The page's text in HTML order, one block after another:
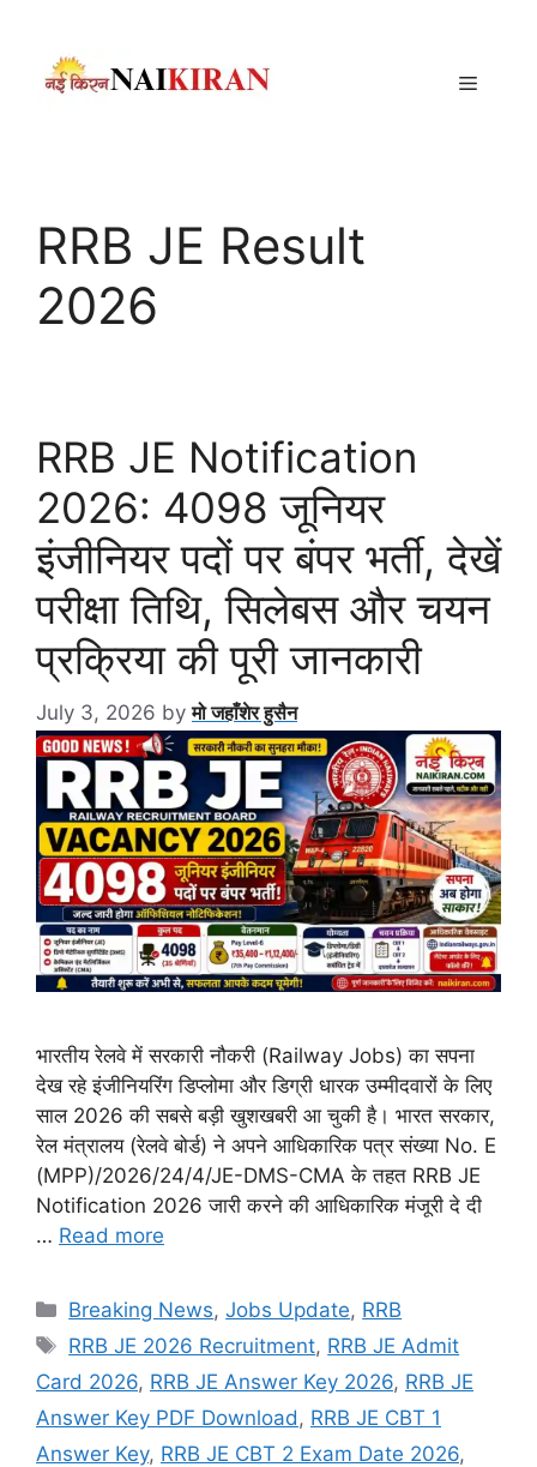
content
Menu
RRB JE Result
2026
RRB JE Notification
2026: 4098 जूनियर
इंजीनियर पदों पर बंपर भर्ती, देखें
परीक्षा तिथि, सिलेबस और चयन
प्रक्रिया की पूरी जानकारी
July 3, 2026 byमो जहाँशेर हुसैन
भारतीय रेलवे में सरकारी नौकरी (Railway Jobs) का सपना
देख रहे इंजीनियरिंग डिप्लोमा और डिग्री धारक उम्मीदवारों के लिए
साल 2026 की सबसे बड़ी खुशखबरी आ चुकी है। भारत सरकार,
रेल मंत्रालय (रेलवे बोर्ड) ने अपने आधिकारिक पत्र संख्या No. E
(MPP)/2026/24/4/JE-DMS-CMA के तहत RRB JE
Notification 2026 जारी करने की आधिकारिक मंजूरी दे दी
… Read more
Categories
Breaking News,Jobs Update, RRB
Tags
RRB JE 2026 Recruitment, RRB JE Admit
Card 2026, RRB JE Answer Key 2026, RRB JE
Answer Key PDF Download , RRB JE CBT 1
Answer Key, RRB JE CBT 2 Exam Date 2026,